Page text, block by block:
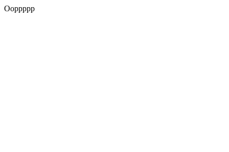
Ooppppp